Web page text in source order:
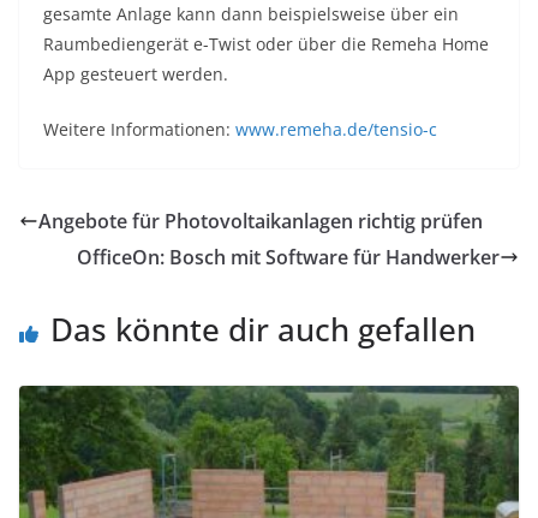
gesamte Anlage kann dann beispielsweise über ein
Raumbediengerät e-Twist oder über die Remeha Home
App gesteuert werden.
Weitere Informationen: www.remeha.de/tensio-c
Angebote für Photovoltaikanlagen richtig prüfen
OfficeOn: Bosch mit Software für Handwerker
Das könnte dir auch gefallen